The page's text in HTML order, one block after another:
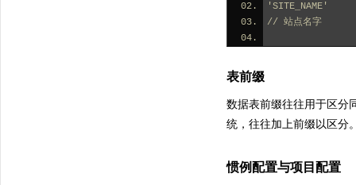
'SITE_NAME'
// 站点名字
表前缀
数据表前缀往往用于区分
统，往往加上前缀以区分
惯例配置与项目配置